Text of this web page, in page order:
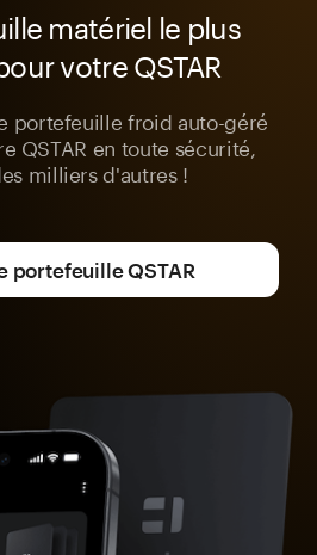
matériel le plus
votre QSTAR
portefeuille froid auto-géré
QSTAR en toute sécurité,
milliers d'autres !
portefeuille QSTAR